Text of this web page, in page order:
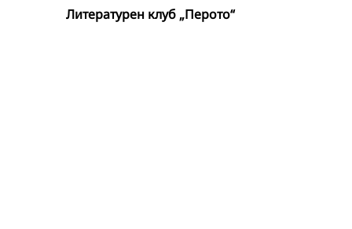
Литературен клуб „Перото“